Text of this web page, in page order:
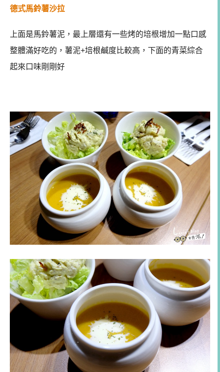
德式馬鈴薯沙拉
上面是馬鈴薯泥，最上層還有一些烤的培根增加一點口感
整體滿好吃的，薯泥+培根鹹度比較高，下面的青菜綜合
起來口味剛剛好